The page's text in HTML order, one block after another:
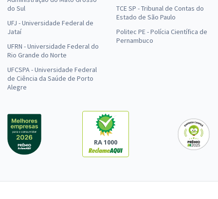
do Sul
UFJ - Universidade Federal de
Jataí
UFRN - Universidade Federal do
Rio Grande do Norte
UFCSPA - Universidade Federal
de Ciência da Saúde de Porto
Alegre
TCE SP - Tribunal de Contas do
Estado de São Paulo
Politec PE - Polícia Científica de
Pernambuco
RA 1000